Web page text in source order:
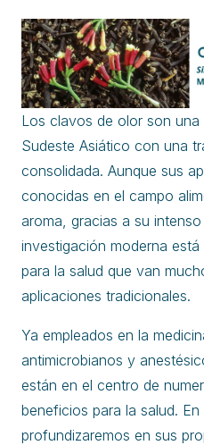
Los clavos de olor son una
Sudeste Asiático con una
consolidada. Aunque sus
conocidas en el campo
aroma, gracias a su
investigación moderna
para la salud que van
aplicaciones tradicionales.
Ya empleados en la
antimicrobianos y
están en el centro de
beneficios para la salud.
profundizaremos en sus